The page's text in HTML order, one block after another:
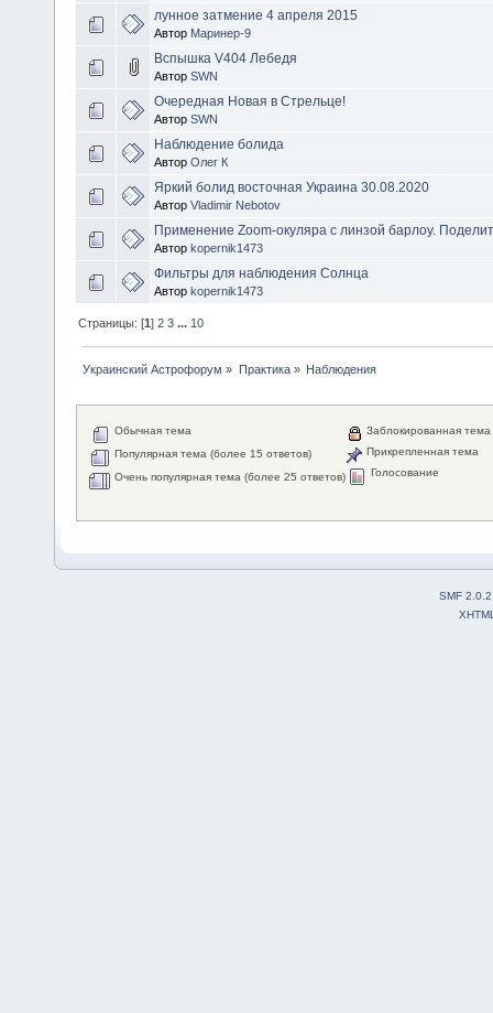
лунное затмение 4 апреля 2015
Автор Маринер-9
Вспышка V404 Лебедя
Автор SWN
Очередная Новая в Стрельце!
Автор SWN
Наблюдение болида
Автор Олег К
Яркий болид восточная Украина 30.08.2020
Автор Vladimir Nebotov
Применение Zoom-окуляра с линзой барлоу.
Автор kopernik1473
Фильтры для наблюдения Солнца
Автор kopernik1473
Страницы: [1]2 3 ... 10
Украинский Астрофорум » Практика» Наблюдения
Обычная тема
Популярная тема (более 15 ответов)
Очень популярная тема (более 25 ответов)
Заблокированная тема
Прикрепленная тема
Голосование
SMF 2.0.2